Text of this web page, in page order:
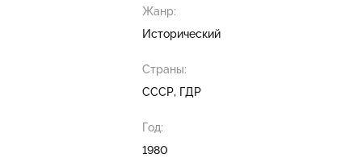
Жанр:
Исторический
Страны:
СССР, ГДР
Год:
1980